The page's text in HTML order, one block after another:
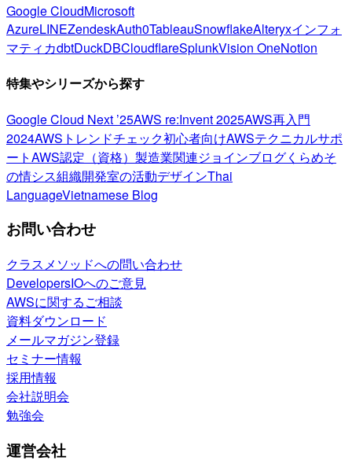
Google CloudMicrosoft
AzureLINEZendeskAuth0TableauSnowflakeAlteryxインフォ
マティカdbtDuckDBCloudflareSplunkVision OneNotion
特集やシリーズから探す
Google Cloud Next ’25AWS re:Invent 2025AWS再入門
2024AWSトレンドチェック初心者向けAWSテクニカルサポ
ートAWS認定（資格） 製造業関連ジョインブログくらめそ
の情シス組織開発室の活動デザインThai
LanguageVietnamese Blog
お問い合わせ
クラスメソッドへの問い合わせ
DevelopersIOへのご意見
AWSに関するご相談
資料ダウンロード
メールマガジン登録
セミナー情報
採用情報
会社説明会
勉強会
運営会社